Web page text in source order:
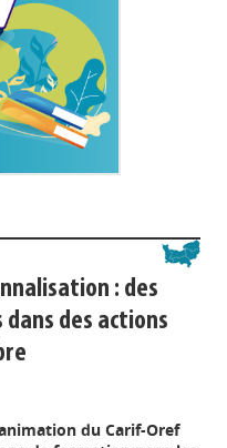
: des
dans des actions
du Carif-Oref